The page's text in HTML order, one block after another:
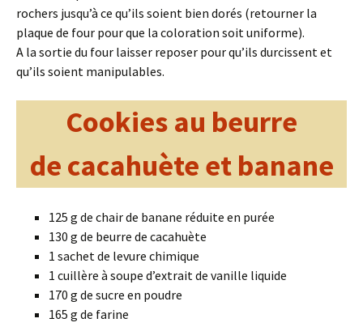
rochers jusqu’à ce qu’ils soient bien dorés (retourner la
plaque de four pour que la coloration soit uniforme).
A la sortie du four laisser reposer pour qu’ils durcissent et
qu’ils soient manipulables.
Cookies au beurre
de cacahuète et banane
125 g de chair de banane réduite en purée
130 g de beurre de cacahuète
1 sachet de levure chimique
1 cuillère à soupe d’extrait de vanille liquide
170 g de sucre en poudre
165 g de farine